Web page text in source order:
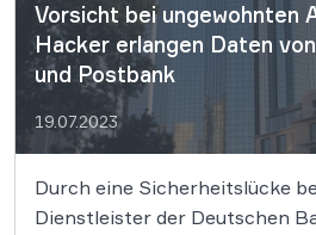
Vorsicht bei ungewohnten
Hacker erlangen Daten
und Postbank
19.07.2023
Durch eine Sicherheitslücke
Dienstleister der Deutschen